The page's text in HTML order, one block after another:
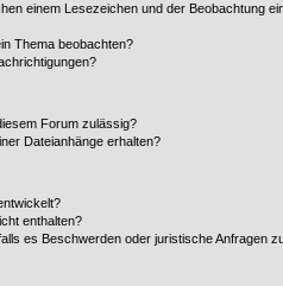
einem Lesezeichen und der Beobachtung
Thema beobachten?
Forum zulässig?
Dateianhänge erhalten?
enthalten?
es Beschwerden oder juristische Anfragen